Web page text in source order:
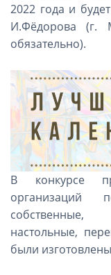
2022 года и
И.Фёдорова (г.
обязательно).
В конкурсе
организаций
собственные,
настольные,
были